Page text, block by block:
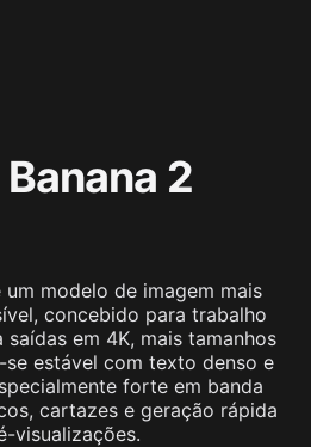
2
um modelo de imagem mais
concebido para trabalho
em 4K, mais tamanhos
se estável com texto denso e
forte em banda
cartazes e geração rápida
visualizações.